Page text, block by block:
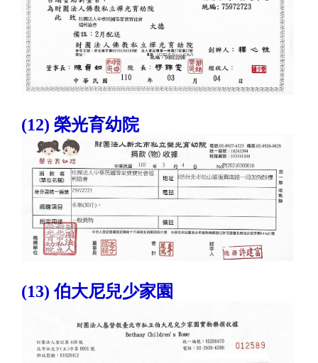
(12) 榮光育幼院
(13) 伯大尼兒少家園